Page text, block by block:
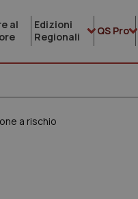
al
Edizioni
Regionali
QS Pro
a rischio